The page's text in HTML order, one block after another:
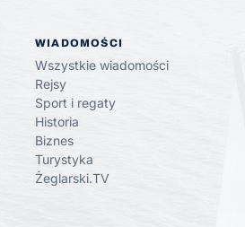
WIADOMOŚCI
Wszystkie wiadomości
Rejsy
Sport i regaty
Historia
Biznes
Turystyka
Żeglarski.TV